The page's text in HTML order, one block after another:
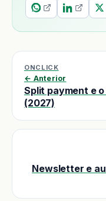
ONCLICK
← Anterior
Split payment e
(2027)
Newsletter e